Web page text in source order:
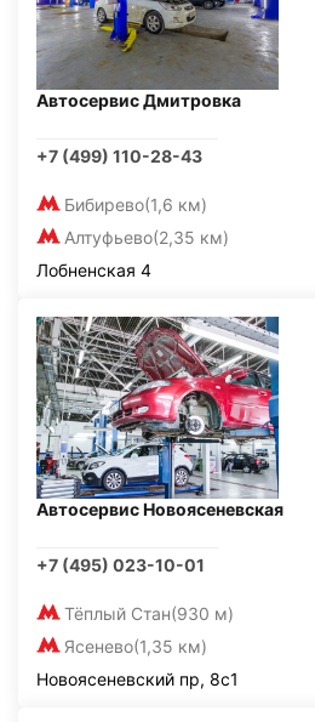
Автосервис Дмитровка
+7 (499) 110-28-43
Бибирево(1,6 км)
Алтуфьево(2,35 км)
Лобненская 4
Автосервис Новоясеневская
+7 (495) 023-10-01
Тёплый Стан(930 м)
Ясенево(1,35 км)
Новоясеневский пр, 8с1